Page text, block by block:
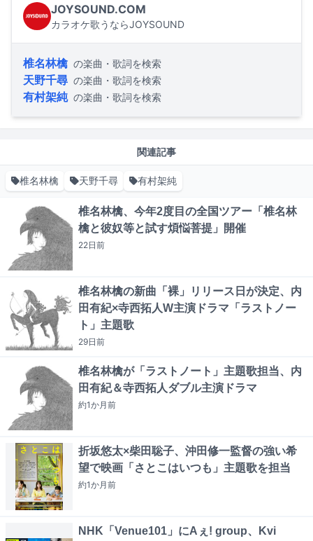
JOYSOUND.COM
カラオケ歌うならJOYSOUND
椎名林檎 の楽曲・歌詞を検索
天野千尋 の楽曲・歌詞を検索
有村架純 の楽曲・歌詞を検索
関連記事
椎名林檎 天野千尋 有村架純
椎名林檎、今年2度目の全国ツアー「椎名林
檎と彼奴等と試す煩悩菩提」開催
22日前
椎名林檎の新曲「裸」リリース日が決定、内
田有紀×寺西拓人W主演ドラマ「ラストノー
ト」主題歌
29日前
椎名林檎が「ラストノート」主題歌担当、内
田有紀＆寺西拓人ダブル主演ドラマ
約1か月前
折坂悠太×柴田聡子、沖田修一監督の強い希
望で映画「さとこはいつも」主題歌を担当
約1か月前
NHK「Venue101」にAぇ! group、Kvi